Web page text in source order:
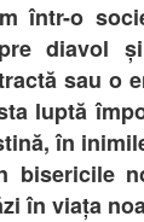
într-o
diavol
sau o
luptă
în
bisericile
în viața